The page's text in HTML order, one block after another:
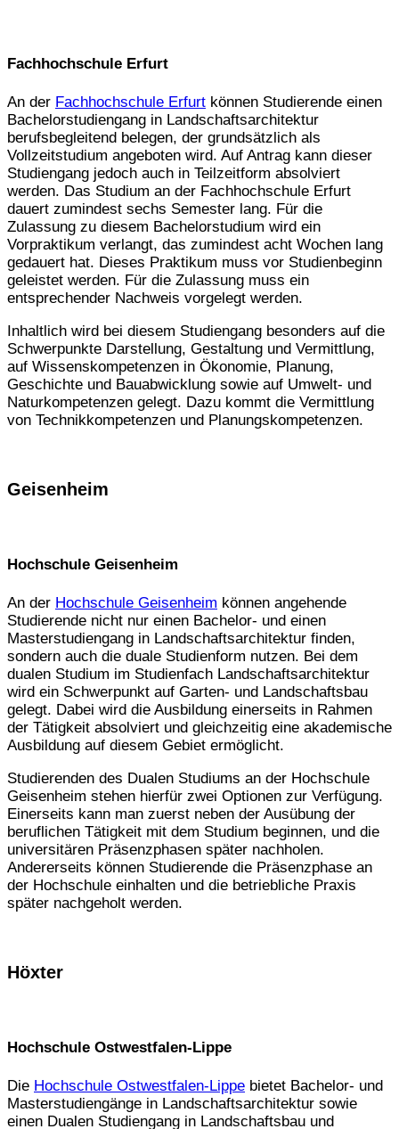
Fachhochschule Erfurt
An der Fachhochschule Erfurt können Studierende einen
Bachelorstudiengang in Landschaftsarchitektur
berufsbegleitend belegen, der grundsätzlich als
Vollzeitstudium angeboten wird. Auf Antrag kann dieser
Studiengang jedoch auch in Teilzeitform absolviert
werden. Das Studium an der Fachhochschule Erfurt
dauert zumindest sechs Semester lang. Für die
Zulassung zu diesem Bachelorstudium wird ein
Vorpraktikum verlangt, das zumindest acht Wochen lang
gedauert hat. Dieses Praktikum muss vor Studienbeginn
geleistet werden. Für die Zulassung muss ein
entsprechender Nachweis vorgelegt werden.
Inhaltlich wird bei diesem Studiengang besonders auf die
Schwerpunkte Darstellung, Gestaltung und Vermittlung,
auf Wissenskompetenzen in Ökonomie, Planung,
Geschichte und Bauabwicklung sowie auf Umwelt- und
Naturkompetenzen gelegt. Dazu kommt die Vermittlung
von Technikkompetenzen und Planungskompetenzen.
Geisenheim
Hochschule Geisenheim
An der Hochschule Geisenheim können angehende
Studierende nicht nur einen Bachelor- und einen
Masterstudiengang in Landschaftsarchitektur finden,
sondern auch die duale Studienform nutzen. Bei dem
dualen Studium im Studienfach Landschaftsarchitektur
wird ein Schwerpunkt auf Garten- und Landschaftsbau
gelegt. Dabei wird die Ausbildung einerseits in Rahmen
der Tätigkeit absolviert und gleichzeitig eine akademische
Ausbildung auf diesem Gebiet ermöglicht.
Studierenden des Dualen Studiums an der Hochschule
Geisenheim stehen hierfür zwei Optionen zur Verfügung.
Einerseits kann man zuerst neben der Ausübung der
beruflichen Tätigkeit mit dem Studium beginnen, und die
universitären Präsenzphasen später nachholen.
Andererseits können Studierende die Präsenzphase an
der Hochschule einhalten und die betriebliche Praxis
später nachgeholt werden.
Höxter
Hochschule Ostwestfalen-Lippe
Die Hochschule Ostwestfalen-Lippe bietet Bachelor- und
Masterstudiengänge in Landschaftsarchitektur sowie
einen Dualen Studiengang in Landschaftsbau und